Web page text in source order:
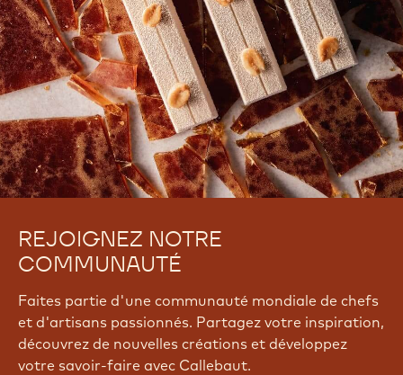
REJOIGNEZ NOTRE
COMMUNAUTÉ
Faites partie d'une communauté mondiale de chefs
et d'artisans passionnés. Partagez votre inspiration,
découvrez de nouvelles créations et développez
votre savoir-faire avec Callebaut.